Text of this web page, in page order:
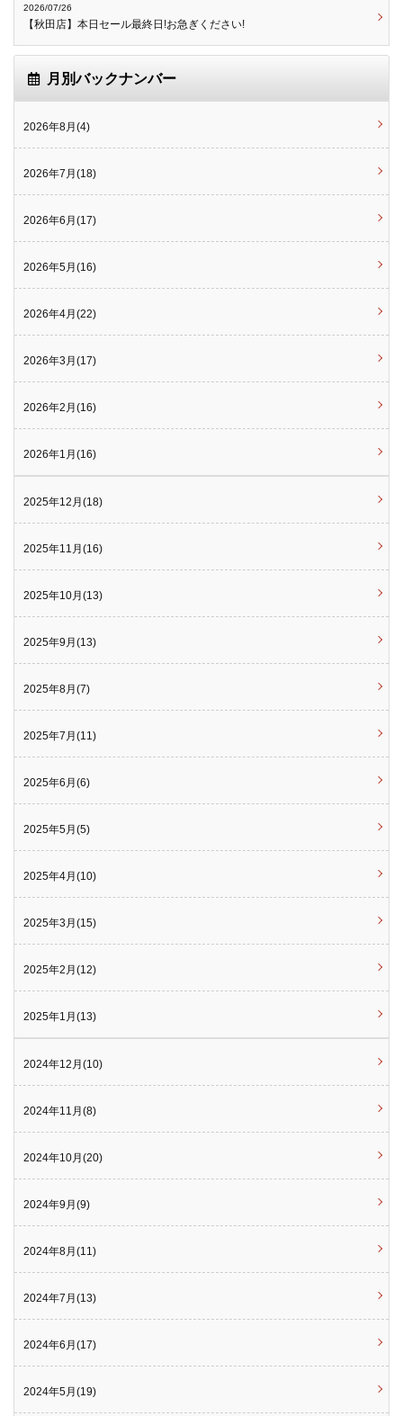
2026/07/26
【秋田店】本日セール最終日!お急ぎください!
月別バックナンバー
2026年8月(4)
2026年7月(18)
2026年6月(17)
2026年5月(16)
2026年4月(22)
2026年3月(17)
2026年2月(16)
2026年1月(16)
2025年12月(18)
2025年11月(16)
2025年10月(13)
2025年9月(13)
2025年8月(7)
2025年7月(11)
2025年6月(6)
2025年5月(5)
2025年4月(10)
2025年3月(15)
2025年2月(12)
2025年1月(13)
2024年12月(10)
2024年11月(8)
2024年10月(20)
2024年9月(9)
2024年8月(11)
2024年7月(13)
2024年6月(17)
2024年5月(19)